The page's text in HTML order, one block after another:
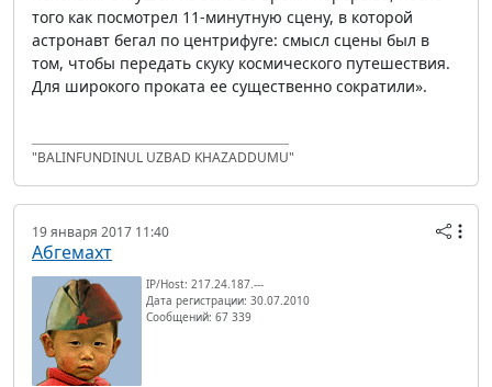
того как посмотрел 11-минутную сцену, в которой
астронавт бегал по центрифуге: смысл сцены был в
том, чтобы передать скуку космического путешествия.
Для широкого проката ее существенно сократили».
"BALINFUNDINUL UZBAD KHAZADDUMU"
19 января 2017 11:40
Абгемахт
IP/Host: 217.24.187.---
Дата регистрации: 30.07.2010
Сообщений: 67 339